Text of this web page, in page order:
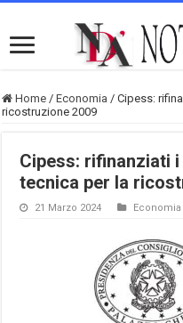
Home / Economia / Cipess:
ricostruzione 2009
Cipess: rifinanziati
tecnica per la
21 Marzo 2024 Economia